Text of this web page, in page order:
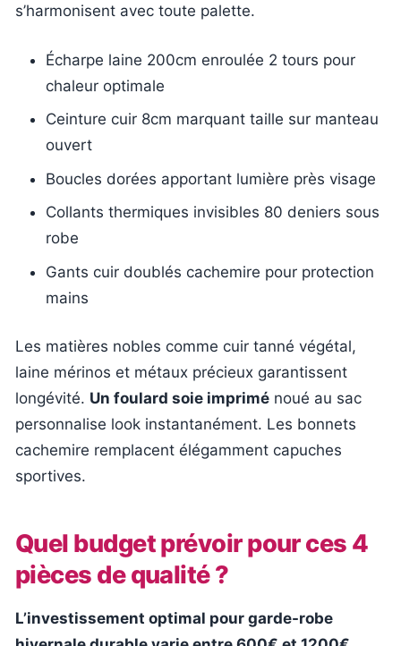
s’harmonisent avec toute palette.
Écharpe laine 200cm enroulée 2 tours pour
chaleur optimale
Ceinture cuir 8cm marquant taille sur manteau
ouvert
Boucles dorées apportant lumière près visage
Collants thermiques invisibles 80 deniers sous
robe
Gants cuir doublés cachemire pour protection
mains
Les matières nobles comme cuir tanné végétal,
laine mérinos et métaux précieux garantissent
longévité. Un foulard soie imprimé noué au sac
personnalise look instantanément. Les bonnets
cachemire remplacent élégamment capuches
sportives.
Quel budget prévoir pour ces 4
pièces de qualité ?
L’investissement optimal pour garde-robe